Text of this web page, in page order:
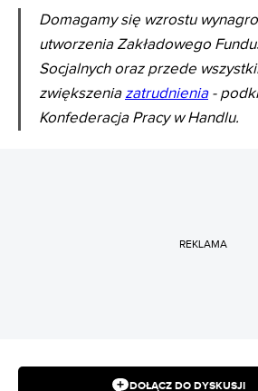
Domagamy się wzrostu
utworzenia Zakładowego
Socjalnych oraz przede
zwiększenia zatrudnienia-
Konfederacja Pracy w Handlu.
REKLAMA
DOŁĄCZ DO DYSKUSJI